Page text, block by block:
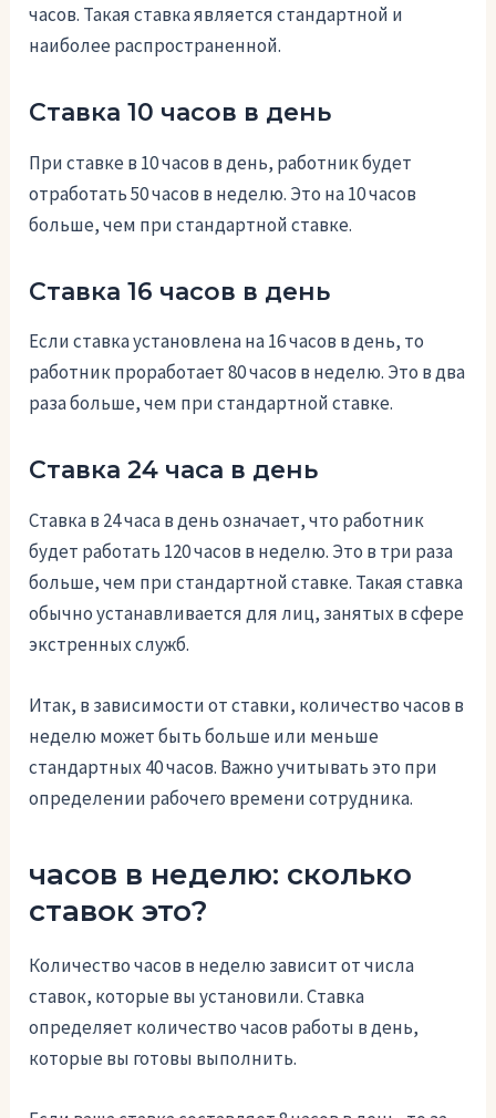
часов. Такая ставка является стандартной и
наиболее распространенной.
Ставка 10 часов в день
При ставке в 10 часов в день, работник будет
отработать 50 часов в неделю. Это на 10 часов
больше, чем при стандартной ставке.
Ставка 16 часов в день
Если ставка установлена на 16 часов в день, то
работник проработает 80 часов в неделю. Это в два
раза больше, чем при стандартной ставке.
Ставка 24 часа в день
Ставка в 24 часа в день означает, что работник
будет работать 120 часов в неделю. Это в три раза
больше, чем при стандартной ставке. Такая ставка
обычно устанавливается для лиц, занятых в сфере
экстренных служб.
Итак, в зависимости от ставки, количество часов в
неделю может быть больше или меньше
стандартных 40 часов. Важно учитывать это при
определении рабочего времени сотрудника.
часов в неделю: сколько
ставок это?
Количество часов в неделю зависит от числа
ставок, которые вы установили. Ставка
определяет количество часов работы в день,
которые вы готовы выполнить.